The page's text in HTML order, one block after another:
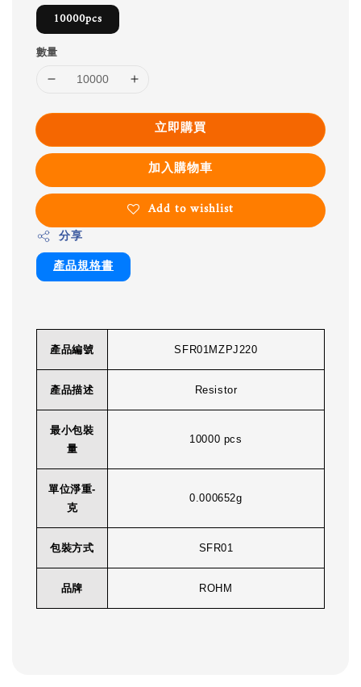
10000pcs
數量
立即購買
加入購物車
Add to wishlist
分享
產品規格書
產品編號 SFR01MZPJ220
產品描述 Resistor
最小包裝
量
10000 pcs
單位淨重-
克
0.000652g
包裝方式 SFR01
品牌 ROHM